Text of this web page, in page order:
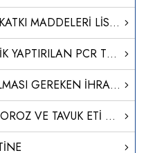
BAKANLIKÇA ONAYLI YEM KATKI MADDELERİ LİSTESİ GÜNCELLENDİ
TARIM ÜRÜNLERİNE YÖNELİK YAPTIRILAN PCR TESTLERİ
MERKEZ BANKASI’NA SATILMASI GEREKEN İHRACAT DÖVİZ GELİRİ ORANI YÜZDE 30'A İNDİRİLDİ
KAYDA BAGLI İHRACAT - HOROZ VE TAVUK ETİ KAYIT UYGULAMASI HK.